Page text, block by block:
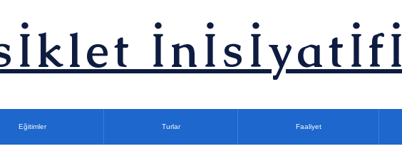
İnİsİyatİfİ
Eğitimler Turlar Faaliyet